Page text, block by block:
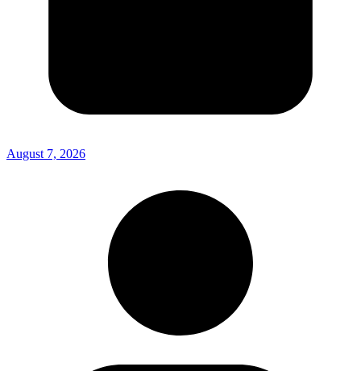
August 7, 2026